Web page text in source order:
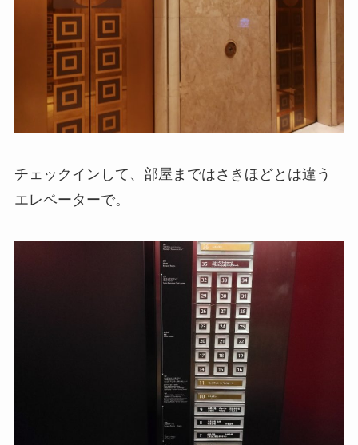
チェックインして、部屋まではさきほどとは違う
エレベーターで。